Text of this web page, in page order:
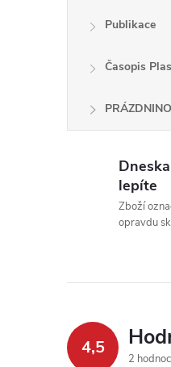
Publikace
Časopis
lepíte
Zboží
opravdu
4,5
2